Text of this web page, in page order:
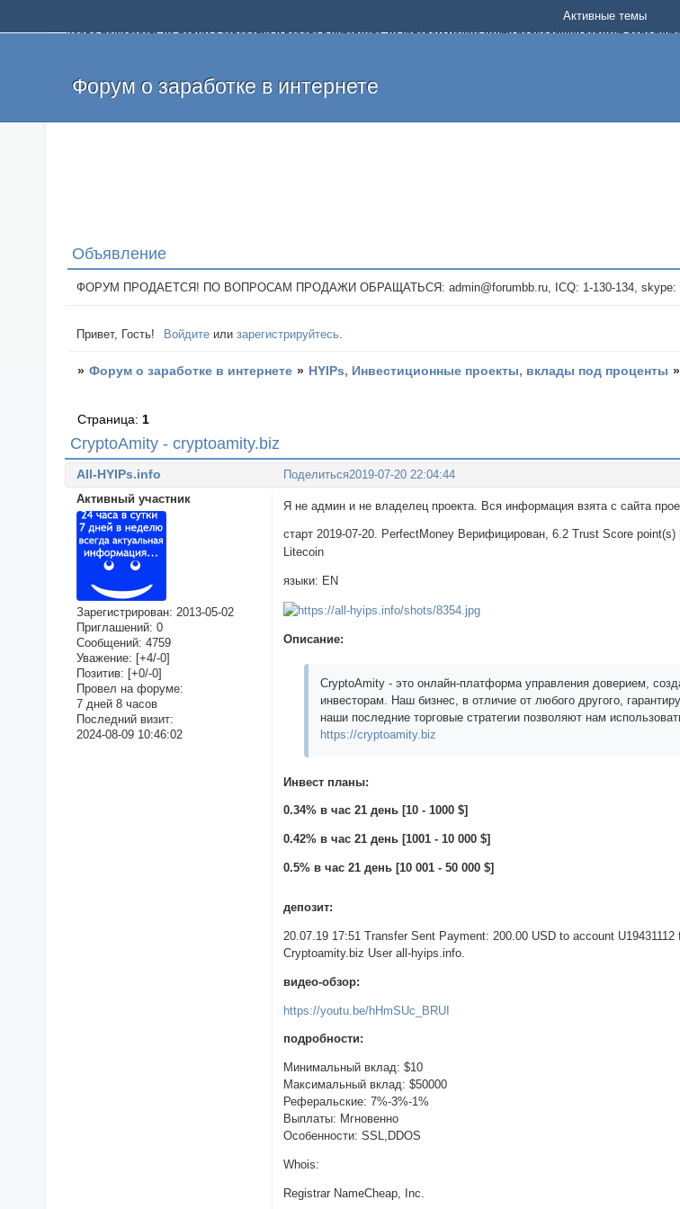
Добро пожаловать на форум о заработке и работе в интернете, на котором можно найти подходящий вариант
и оставлять свои отзывы. Если вы знаете, что определенный проект или сайт не платит, то указывайте в теме что это
легкие деньги без вложений и регистрации уже сегодня. Создавайте новые темы, размещайте объявления со своими
Форум о заработке в интернете
Активные темы
Объявление
ФОРУМ ПРОДАЕТСЯ! ПО ВОПРОСАМ ПРОДАЖИ ОБРАЩАТЬСЯ: admin@forumbb.ru, ICQ: 1-130-134, skype:
Привет, Гость! Войдите илизарегистрируйтесь.
» Форум о заработке в интернете » HYIPs, Инвестиционные проекты, вклады под проценты
CryptoAmity - cryptoamity.biz
Страница: 1
Поделиться2019-07-20 22:04:44
All-HYIPs.info
Активный участник
Зарегистрирован: 2013-05-02
Приглашений: 0
Сообщений: 4759
Уважение: [+4/-0]
Позитив: [+0/-0]
Провел на форуме:
7 дней 8 часов
Последний визит:
2024-08-09 10:46:02
Я не админ и не владелец проекта. Вся информация взята с сайта
старт 2019-07-20. PerfectMoney Верифицирован, 6.2 Trust Score point(s)
Litecoin
языки: EN
Описание:
CryptoAmity - это онлайн-платформа управления доверием,
инвесторам. Наш бизнес, в отличие от любого другого,
наши последние торговые стратегии позволяют нам
https://cryptoamity.biz
Инвест планы:
0.34% в час 21 день [10 - 1000 $]
0.42% в час 21 день [1001 - 10 000 $]
0.5% в час 21 день [10 001 - 50 000 $]
депозит:
20.07.19 17:51 Transfer Sent Payment: 200.00 USD to account
Cryptoamity.biz User all-hyips.info.
видео-обзор:
https://youtu.be/hHmSUc_BRUI
подробности:
Минимальный вклад: $10
Максимальный вклад: $50000
Реферальские: 7%-3%-1%
Выплаты: Мгновенно
Особенности: SSL,DDOS
Whois:
Registrar NameCheap, Inc.